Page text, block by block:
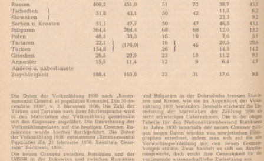
In
Lightbox
öffnen